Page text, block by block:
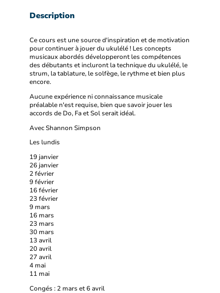
Description
Ce cours est une source d'inspiration et de motivation
pour continuer à jouer du ukulélé ! Les concepts
musicaux abordés développeront les compétences
des débutants et incluront la technique du ukulélé, le
strum, la tablature, le solfège, le rythme et bien plus
encore.
Aucune expérience ni connaissance musicale
préalable n'est requise, bien que savoir jouer les
accords de Do, Fa et Sol serait idéal.
Avec Shannon Simpson
Les lundis
19 janvier
26 janvier
2 février
9 février
16 février
23 février
9 mars
16 mars
23 mars
30 mars
13 avril
20 avril
27 avril
4 mai
11 mai
Congés : 2 mars et 6 avril